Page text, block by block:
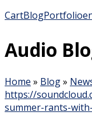
CartBlogPortfolio
Audio
Home » Blog»
https://
summer-rants-